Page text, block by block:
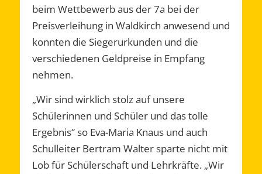
beim Wettbewerb aus der 7a bei der
Preisverleihung in Waldkirch anwesend und
konnten die Siegerurkunden und die
verschiedenen Geldpreise in Empfang
nehmen.
„Wir sind wirklich stolz auf unsere
Schülerinnen und Schüler und das tolle
Ergebnis“ so Eva-Maria Knaus und auch
Schulleiter Bertram Walter sparte nicht mit
Lob für Schülerschaft und Lehrkräfte. „Wir